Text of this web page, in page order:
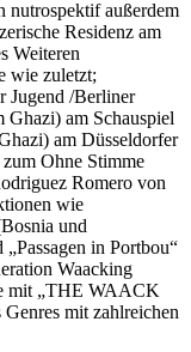
nutrospektif außerdem
Residenz am
Weiteren
wie zuletzt;
Jugend /Berliner
Ghazi) am Schauspiel
am Düsseldorfer
Ohne Stimme
Romero von
wie
und
in Portbou“
Waacking
mit „THE WAACK
mit zahlreichen